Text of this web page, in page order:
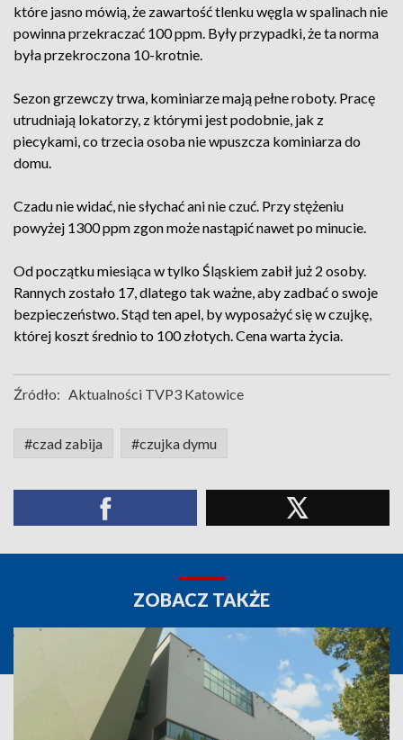
które jasno mówią, że zawartość tlenku węgla w spalinach nie
powinna przekraczać 100 ppm. Były przypadki, że ta norma
była przekroczona 10-krotnie.
Sezon grzewczy trwa, kominiarze mają pełne roboty. Pracę
utrudniają lokatorzy, z którymi jest podobnie, jak z
piecykami, co trzecia osoba nie wpuszcza kominiarza do
domu.
Czadu nie widać, nie słychać ani nie czuć. Przy stężeniu
powyżej 1300 ppm zgon może nastąpić nawet po minucie.
Od początku miesiąca w tylko Śląskiem zabił już 2 osoby.
Rannych zostało 17, dlatego tak ważne, aby zadbać o swoje
bezpieczeństwo. Stąd ten apel, by wyposażyć się w czujkę,
której koszt średnio to 100 złotych. Cena warta życia.
Źródło: Aktualności TVP3 Katowice
#czad zabija #czujka dymu
ZOBACZ TAKŻE